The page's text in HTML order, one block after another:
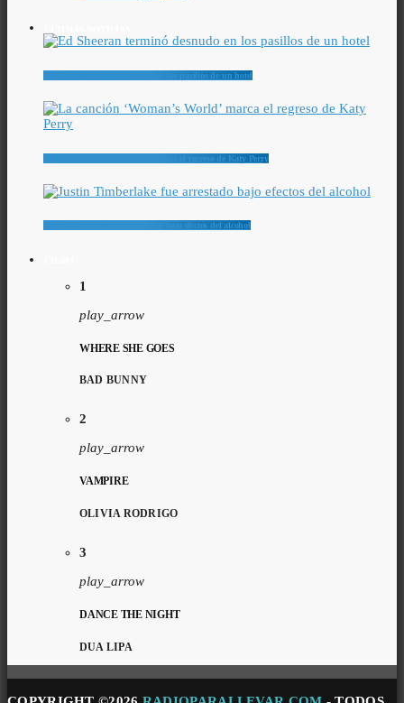
Ed Sheeran terminó desnudo en los pasillos de un hotel
La canción ‘Woman’s World’ marca el regreso de Katy Perry
Justin Timberlake fue arrestado bajo efectos del alcohol
1
play_arrow
WHERE SHE GOES
BAD BUNNY
2
play_arrow
VAMPIRE
OLIVIA RODRIGO
3
play_arrow
DANCE THE NIGHT
DUA LIPA